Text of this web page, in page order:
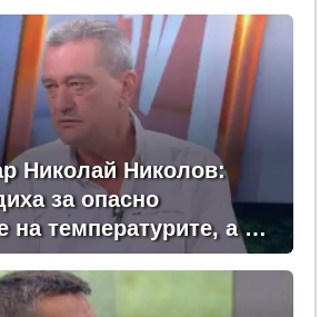
Николай Николов:
за опасно
на температурите, а в
в сърцевината на
време